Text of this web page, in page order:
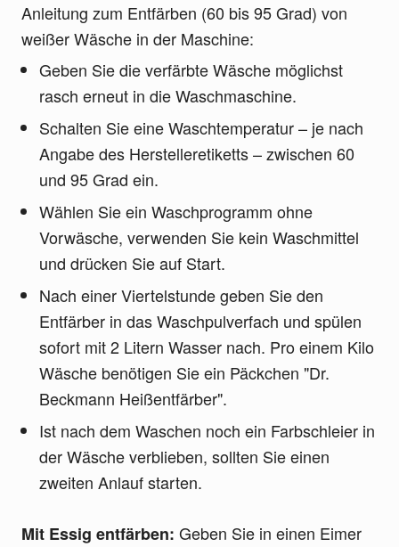
Anleitung zum Entfärben (60 bis 95 Grad) von
weißer Wäsche in der Maschine:
Geben Sie die verfärbte Wäsche möglichst
rasch erneut in die Waschmaschine.
Schalten Sie eine Waschtemperatur – je nach
Angabe des Herstelleretiketts – zwischen 60
und 95 Grad ein.
Wählen Sie ein Waschprogramm ohne
Vorwäsche, verwenden Sie kein Waschmittel
und drücken Sie auf Start.
Nach einer Viertelstunde geben Sie den
Entfärber in das Waschpulverfach und spülen
sofort mit 2 Litern Wasser nach. Pro einem Kilo
Wäsche benötigen Sie ein Päckchen "Dr.
Beckmann Heißentfärber".
Ist nach dem Waschen noch ein Farbschleier in
der Wäsche verblieben, sollten Sie einen
zweiten Anlauf starten.
Mit Essig entfärben: Geben Sie in einen Eimer